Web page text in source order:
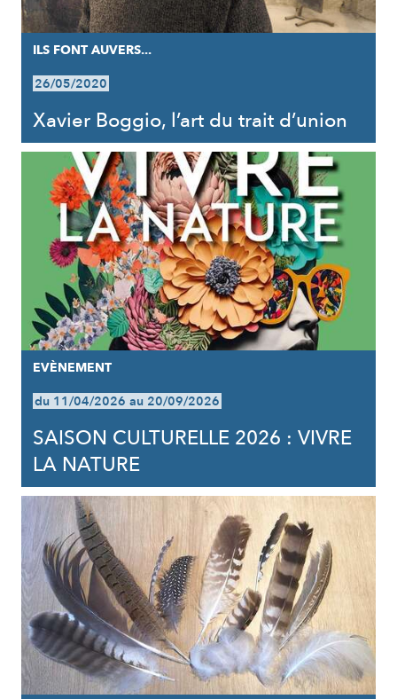
ILS FONT AUVERS...
26/05/2020
Xavier Boggio, l’art du trait d’union
EVÈNEMENT
du 11/04/2026 au 20/09/2026
SAISON CULTURELLE 2026 : VIVRE
LA NATURE